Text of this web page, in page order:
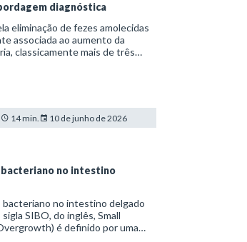
diagnóstica
eliminação de fezes amolecidas
associada ao aumento da
classicamente mais de três
das fezes costuma s
14 min. 10 de junho de 2026
no intestino
no intestino delgado
SIBO, do inglês, Small
é definido por uma